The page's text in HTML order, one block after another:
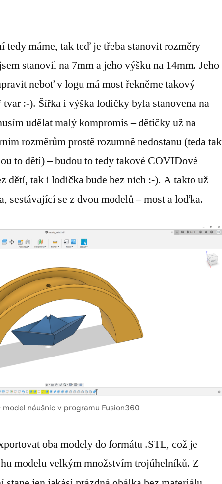
tedy máme, tak teď je třeba stanovit rozměry
stanovil na 7mm a jeho výšku na 14mm. Jeho
neboť v logu má most řekněme takový
:-). Šířka i výška lodičky byla stanovena na
udělat malý kompromis – dětičky už na
rozměrům prostě rozumně nedostanu (teda tak
to děti) – budou to tedy takové COVIDové
dětí, tak i lodička bude bez nich :-). A takto už
sestávající se z dvou modelů – most a loďka.
model náušnic v programu Fusion360
oba modely do formátu .STL, což je
modelu velkým množstvím trojúhelníků. Z